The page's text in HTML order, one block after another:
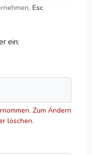
Esc
ein:
Zum Ändern
löschen.